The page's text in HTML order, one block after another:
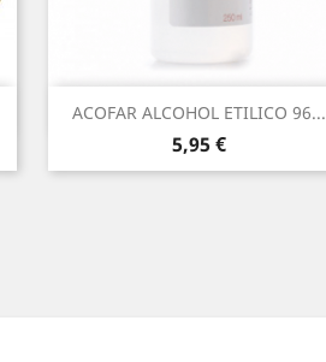
ACOFAR ALCOHOL ETILICO 96...
Precio
5,95 €
 Vista rápida